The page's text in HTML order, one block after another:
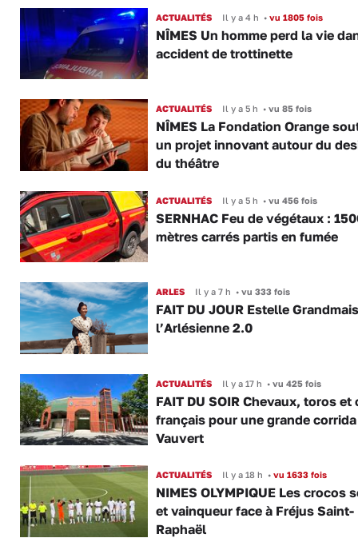
ACTUALITÉS Il y a 4 h •vu 1805 fois
NÎMES Un homme perd la vie
accident de trottinette
ACTUALITÉS Il y a 5 h •vu 85 fois
NÎMES La Fondation Orange
un projet innovant autour du
du théâtre
ACTUALITÉS Il y a 5 h •vu 456 fois
SERNHAC Feu de végétaux :
mètres carrés partis en fumée
ARLES Il y a 7 h •vu 333 fois
FAIT DU JOUR Estelle
l’Arlésienne 2.0
ACTUALITÉS Il y a 17 h •vu 425 fois
FAIT DU SOIR Chevaux, toros et
français pour une grande corrida
Vauvert
ACTUALITÉS Il y a 18 h •vu 1633 fois
NIMES OLYMPIQUE Les crocos
et vainqueur face à Fréjus Saint-
Raphaël